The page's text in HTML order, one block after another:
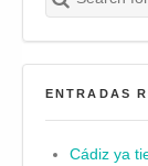
ENTRADAS
Cádiz ya